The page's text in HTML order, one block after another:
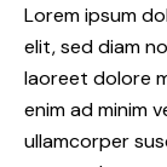
Lorem ipsum
elit, sed diam
laoreet dolore
enim ad minim
ullamcorper